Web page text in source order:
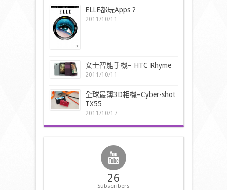
ELLE都玩Apps ?
2011/10/11
女士智能手機– HTC Rhyme
2011/10/11
全球最薄3D相機–Cyber-shot
TX55
2011/10/17
26
Subscribers